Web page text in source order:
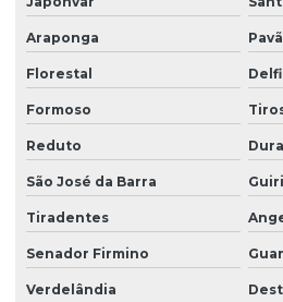
Araponga
Florestal
Formoso
Reduto
São José da Barra
Tiradentes
Senador Firmino
Verdelândia